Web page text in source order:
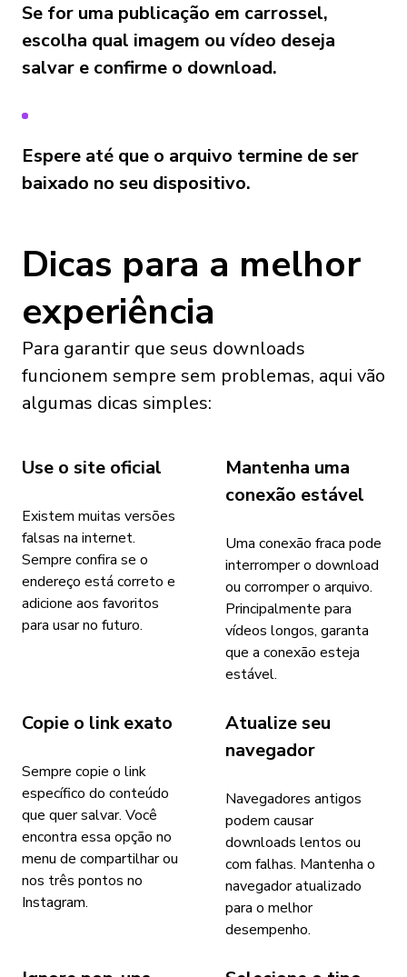
Se for uma publicação em carrossel,
escolha qual imagem ou vídeo deseja
salvar e confirme o download.
Espere até que o arquivo termine de ser
baixado no seu dispositivo.
Dicas para a melhor
experiência
Para garantir que seus downloads
funcionem sempre sem problemas, aqui vão
algumas dicas simples:
Use o site oficial
Existem muitas versões
falsas na internet.
Sempre confira se o
endereço está correto e
adicione aos favoritos
para usar no futuro.
Mantenha uma
conexão estável
Uma conexão fraca pode
interromper o download
ou corromper o arquivo.
Principalmente para
vídeos longos, garanta
que a conexão esteja
estável.
Copie o link exato
Sempre copie o link
específico do conteúdo
que quer salvar. Você
encontra essa opção no
menu de compartilhar ou
nos três pontos no
Instagram.
Atualize seu
navegador
Navegadores antigos
podem causar
downloads lentos ou
com falhas. Mantenha o
navegador atualizado
para o melhor
desempenho.